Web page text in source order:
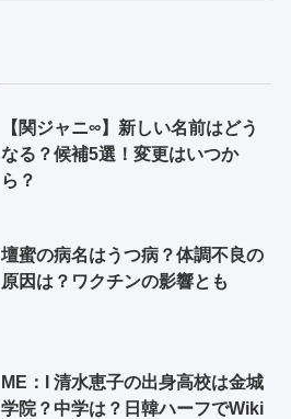
【関ジャニ∞】新しい名前はどう
なる？候補5選！変更はいつか
ら？
壇蜜の病名はうつ病？体調不良の
原因は？ワクチンの影響とも
ME：I 清水恵子の出身高校は金城
学院？中学は？日韓ハーフでWiki